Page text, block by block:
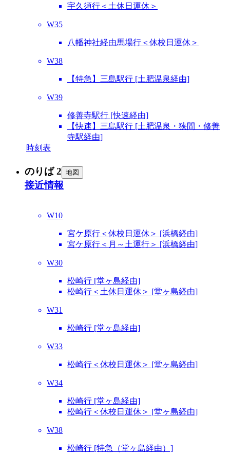
宇久須行＜土休日運休＞
W35
八幡神社経由馬場行＜休校日運休＞
W38
【特急】三島駅行 [土肥温泉経由]
W39
修善寺駅行 [快速経由]
【快速】三島駅行 [土肥温泉・狭間・修善
寺駅経由]
時刻表
のりば 2 地図
接近情報
W10
宮ケ原行＜休校日運休＞ [浜橋経由]
宮ケ原行＜月～土運行＞ [浜橋経由]
W30
松崎行 [堂ヶ島経由]
松崎行＜土休日運休＞ [堂ヶ島経由]
W31
松崎行 [堂ヶ島経由]
W33
松崎行＜休校日運休＞ [堂ヶ島経由]
W34
松崎行 [堂ヶ島経由]
松崎行＜休校日運休＞ [堂ヶ島経由]
W38
松崎行 [特急（堂ヶ島経由）]